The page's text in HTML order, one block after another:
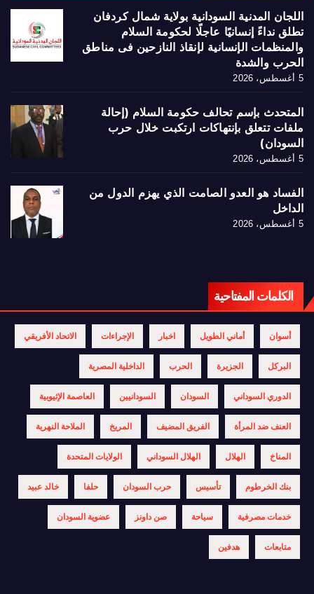
اللجان المدنية السودانية بولاية شمال كردفان
تطلق نداءً إنسانيًا عاجلًا لحكومة السلام
والمنظمات الإنسانية لإنقاذ النازحين فى مناطق
الحرب والشدة
5 أغسطس، 2026
المتحدث بإسم تحالف حكومة السلام (إحالة
ملفات تتعلق بإنتهاكات ارتكبت خلال حرب
السودان)
5 أغسطس، 2026
الفساد هو العدو الصامت الذي يهزم الدول من
الداخل
5 أغسطس، 2026
الكلمات المفتاحية
أسوان أماني الطويل اخبار الإجراءات الاتحاد الأفريقي
البركل الجزيرة الحرب الداخلية المصرية
الدوري السوداني السودان السودانيين العاصمة الإثيوبية
العنف ضد المرأة الفريق المضيف المريخ الملاحة النهرية
المناخ الهلال الهلال السوداني الولايات المتحدة
بنك الخرطوم تأسيس حرب السودان حلفا خالد عبيد
خدمات مصرفية سياحة صن داونز عضوية السودان
متابعات هدفين